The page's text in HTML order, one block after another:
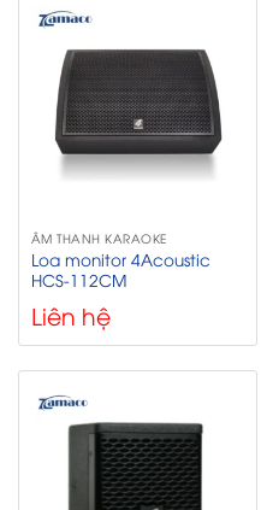
ÂM THANH KARAOKE
Loa monitor 4Acoustic
HCS-112CM
Liên hệ